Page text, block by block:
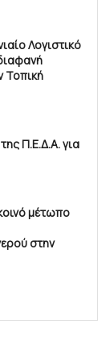
Λογιστικό
Τοπική
Π.Ε.Δ.Α. για
μέτωπο
στην